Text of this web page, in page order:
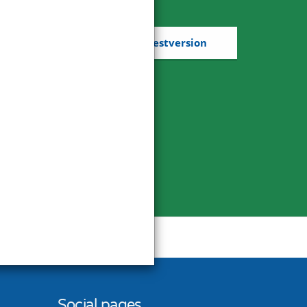
Kostenlose Testversion